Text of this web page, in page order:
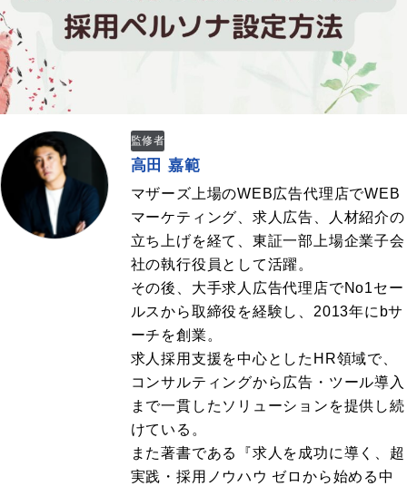
監修者
高田 嘉範
マザーズ上場のWEB広告代理店でWEB
マーケティング、求人広告、人材紹介の
立ち上げを経て、東証一部上場企業子会
社の執行役員として活躍。
その後、大手求人広告代理店でNo1セー
ルスから取締役を経験し、2013年にbサ
ーチを創業。
求人採用支援を中心としたHR領域で、
コンサルティングから広告・ツール導入
まで一貫したソリューションを提供し続
けている。
また著書である『求人を成功に導く、超
実践・採用ノウハウ ゼロから始める中